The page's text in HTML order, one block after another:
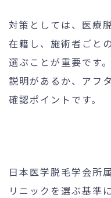
対策としては、医療
在籍し、施術者ごと
選ぶことが重要です
説明があるか、アフ
確認ポイントです。
日本医学脱毛学会所
リニックを選ぶ基準